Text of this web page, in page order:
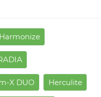
Harmonize
X DUO Herculite